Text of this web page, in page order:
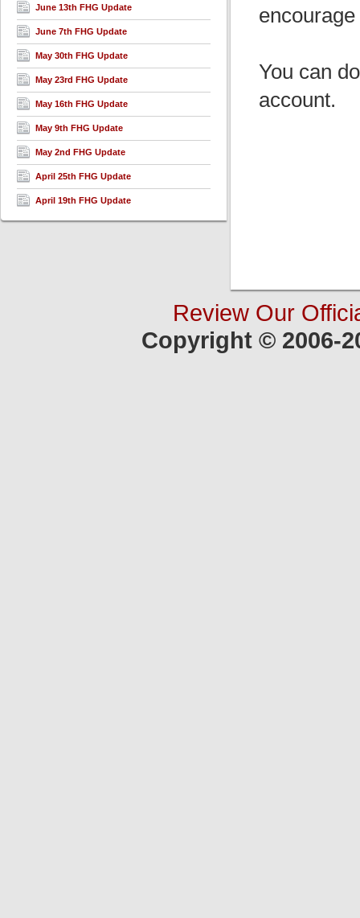
June 13th FHG Update
June 7th FHG Update
May 30th FHG Update
May 23rd FHG Update
May 16th FHG Update
May 9th FHG Update
May 2nd FHG Update
April 25th FHG Update
April 19th FHG Update
You can
account.
Review Our
Copyright © 2006-